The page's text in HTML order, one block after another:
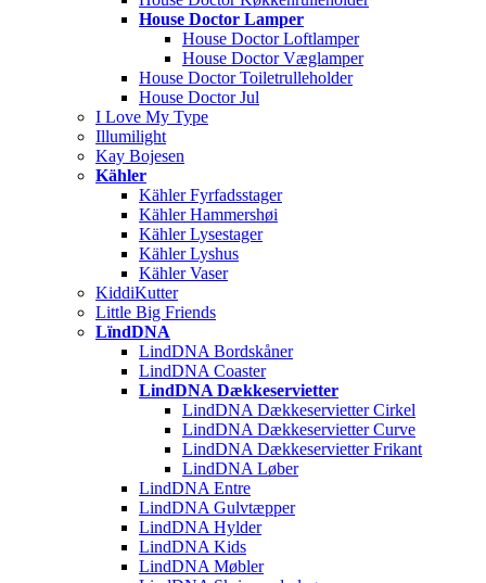
House Doctor Lamper
House Doctor Loftlamper
House Doctor Væglamper
House Doctor Toiletrulleholder
House Doctor Jul
I Love My Type
Illumilight
Kay Bojesen
Kähler
Kähler Fyrfadsstager
Kähler Hammershøi
Kähler Lysestager
Kähler Lyshus
Kähler Vaser
KiddiKutter
Little Big Friends
LïndDNA
LindDNA Bordskåner
LindDNA Coaster
LindDNA Dækkeservietter
LindDNA Dækkeservietter Cirkel
LindDNA Dækkeservietter Curve
LindDNA Dækkeservietter Frikant
LindDNA Løber
LindDNA Entre
LindDNA Gulvtæpper
LindDNA Hylder
LindDNA Kids
LindDNA Møbler